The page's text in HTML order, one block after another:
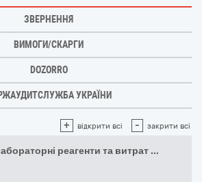
ЗВЕРНЕННЯ
ВИМОГИ/СКАРГИ
DOZORRO
УКРАЇНИ
+ відкрити всі - закрити всі
реагенти та витрат ...